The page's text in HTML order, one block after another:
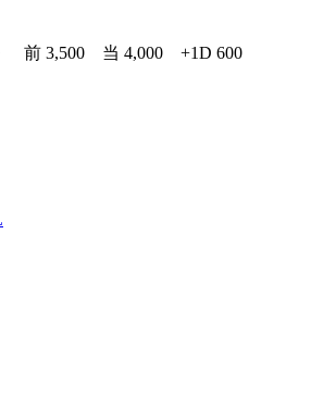
前 3,500 当 4,000 +1D 600